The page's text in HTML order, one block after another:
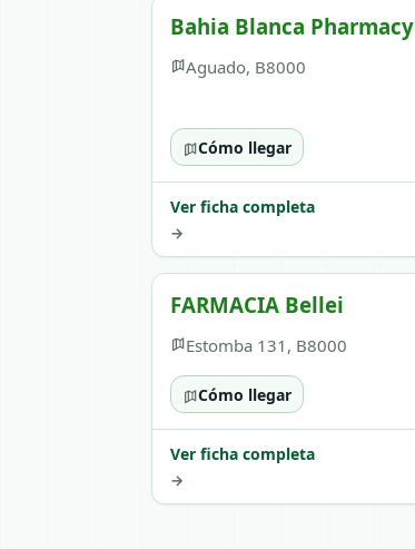
Bahia Blanca Pharmacy
Aguado, B8000
Cómo llegar
Ver ficha completa
→
FARMACIA Bellei
Estomba 131, B8000
Cómo llegar
Ver ficha completa
→